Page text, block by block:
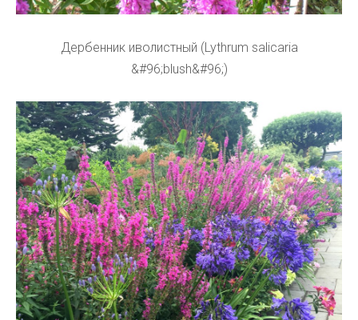
Дербенник иволистный (Lythrum salicaria
&#96;blush&#96;)